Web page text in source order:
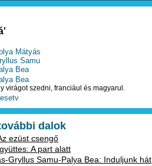
Mátyás
Samu
Bea
Bea
virágot szedni, franciául és magyarul.
dalok
ezüst csengő
A part alatt
Gryllus Samu-Palya Bea: Induljunk hát